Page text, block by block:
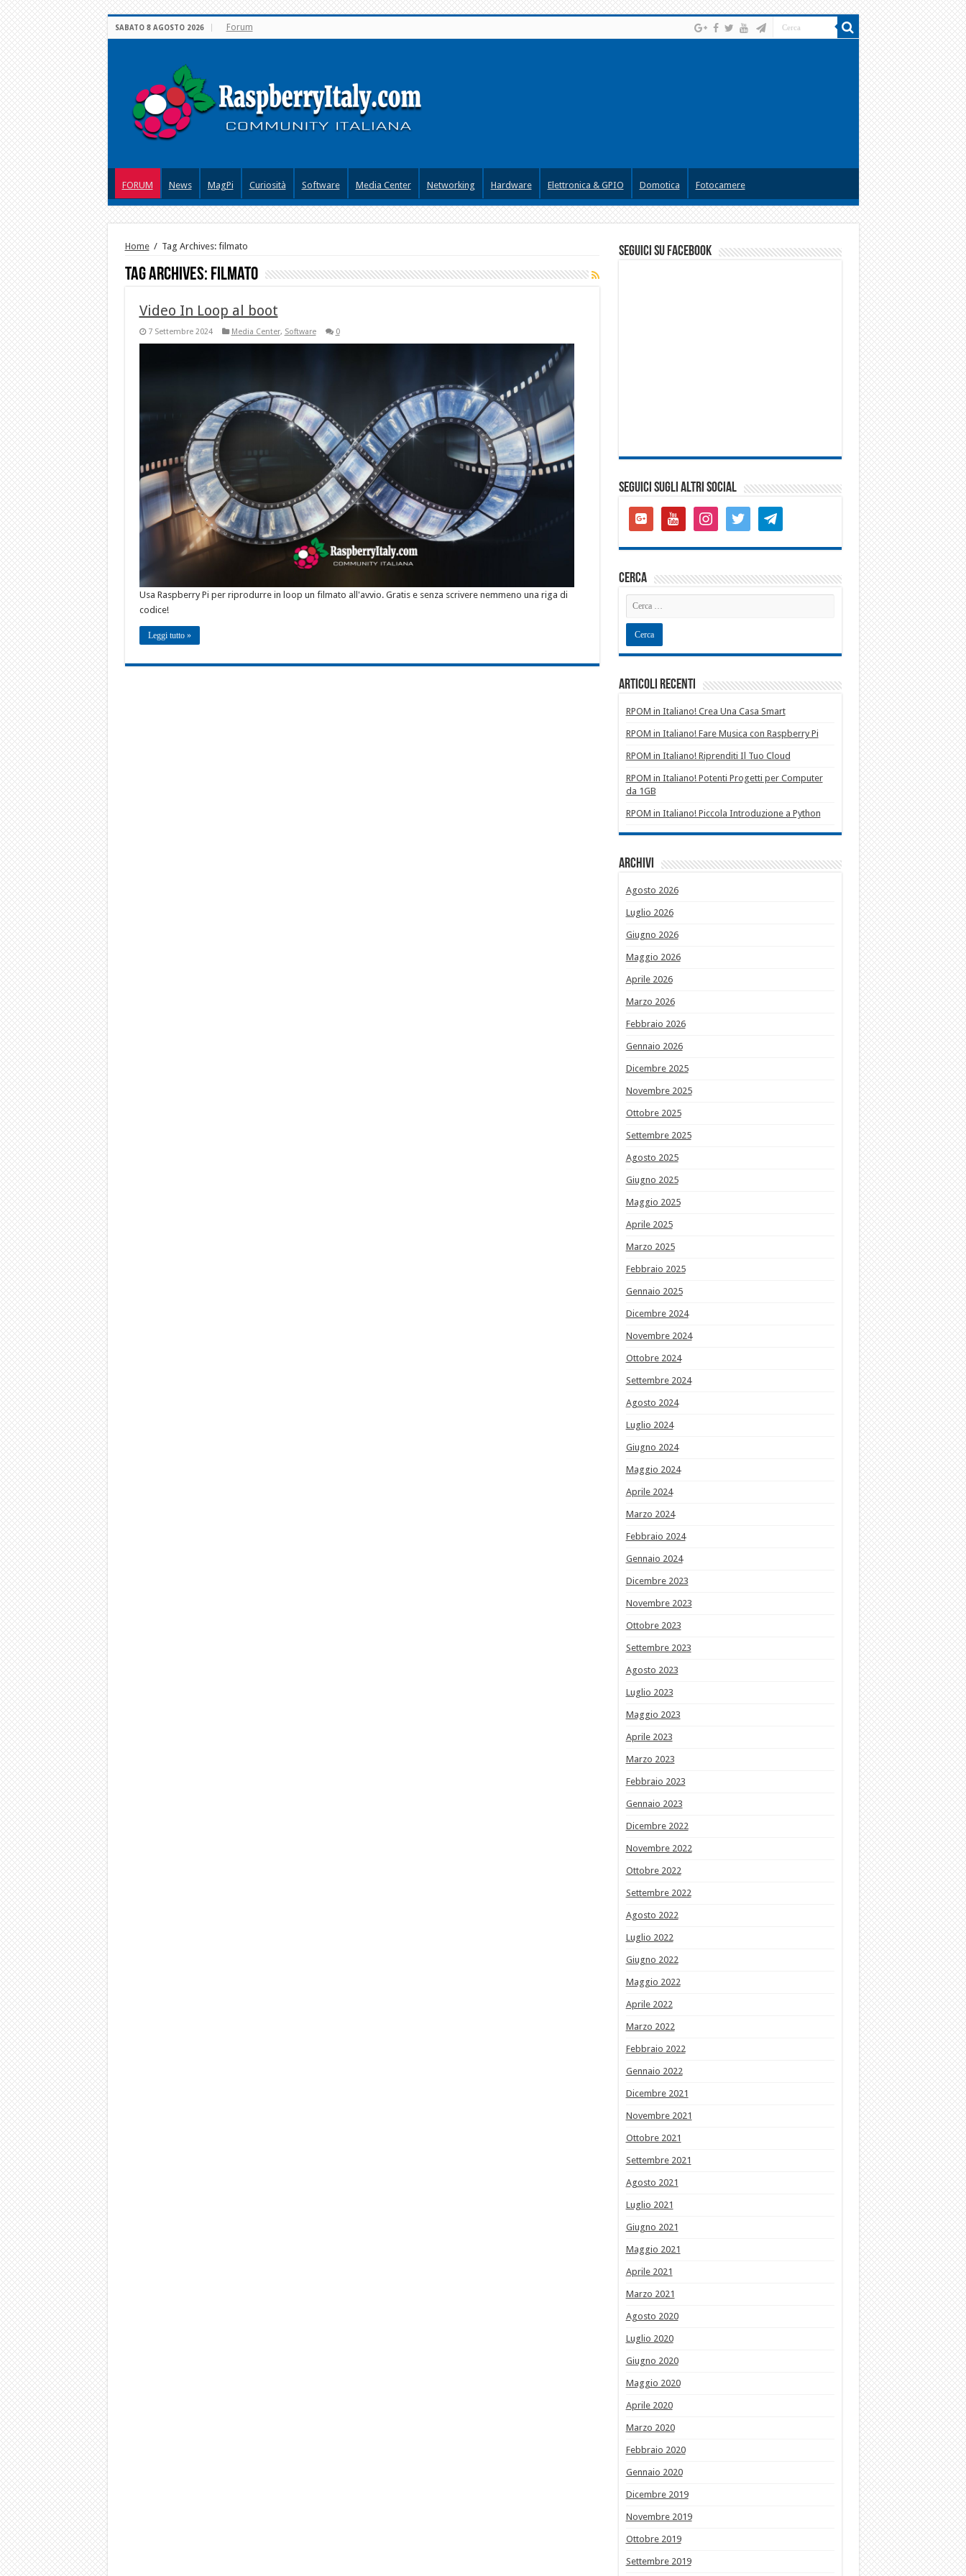
SABATO 8 AGOSTO 2026 Forum
FORUM News MagPi Curiosità Software Media Center Networking Hardware Elettronica & GPIO Domotica Fotocamere
Home / Tag Archives: filmato
Tag Archives: filmato
Video In Loop al boot
7 Settembre 2024 Media Center, Software 0
Usa Raspberry Pi per riprodurre in loop un filmato all'avvio. Gratis e senza scrivere nemmeno una riga di
codice!
Leggi tutto »
seguici su facebook
SEGUICI SUGLI ALTRI SOCIAL
google-
plus-
youtube instagramtwitter telegram
cerca
Articoli recenti
RPOM in Italiano! Crea Una Casa Smart
RPOM in Italiano! Fare Musica con Raspberry Pi
RPOM in Italiano! Riprenditi Il Tuo Cloud
RPOM in Italiano! Potenti Progetti per Computer
da 1GB
RPOM in Italiano! Piccola Introduzione a Python
Archivi
Agosto 2026
Luglio 2026
Giugno 2026
Maggio 2026
Aprile 2026
Marzo 2026
Febbraio 2026
Gennaio 2026
Dicembre 2025
Novembre 2025
Ottobre 2025
Settembre 2025
Agosto 2025
Giugno 2025
Maggio 2025
Aprile 2025
Marzo 2025
Febbraio 2025
Gennaio 2025
Dicembre 2024
Novembre 2024
Ottobre 2024
Settembre 2024
Agosto 2024
Luglio 2024
Giugno 2024
Maggio 2024
Aprile 2024
Marzo 2024
Febbraio 2024
Gennaio 2024
Dicembre 2023
Novembre 2023
Ottobre 2023
Settembre 2023
Agosto 2023
Luglio 2023
Maggio 2023
Aprile 2023
Marzo 2023
Febbraio 2023
Gennaio 2023
Dicembre 2022
Novembre 2022
Ottobre 2022
Settembre 2022
Agosto 2022
Luglio 2022
Giugno 2022
Maggio 2022
Aprile 2022
Marzo 2022
Febbraio 2022
Gennaio 2022
Dicembre 2021
Novembre 2021
Ottobre 2021
Settembre 2021
Agosto 2021
Luglio 2021
Giugno 2021
Maggio 2021
Aprile 2021
Marzo 2021
Agosto 2020
Luglio 2020
Giugno 2020
Maggio 2020
Aprile 2020
Marzo 2020
Febbraio 2020
Gennaio 2020
Dicembre 2019
Novembre 2019
Ottobre 2019
Settembre 2019